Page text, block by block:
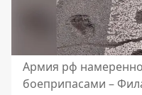
Армия рф
боеприпасами –